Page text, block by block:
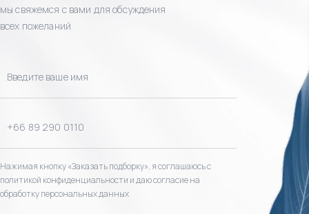
мы свяжемся с вами для обсуждения
всех пожеланий
Нажимая кнопку «Заказать подборку», я соглашаюсь с
политикой конфиденциальности и даю согласие на
обработку персональных данных